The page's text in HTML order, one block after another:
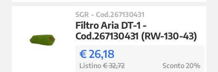
SGR - Cod.267130431
Filtro Aria DT-1 -
Cod.267130431 (RW-130-43)
€ 26,18
Listino€ 32,72 Sconto 20%